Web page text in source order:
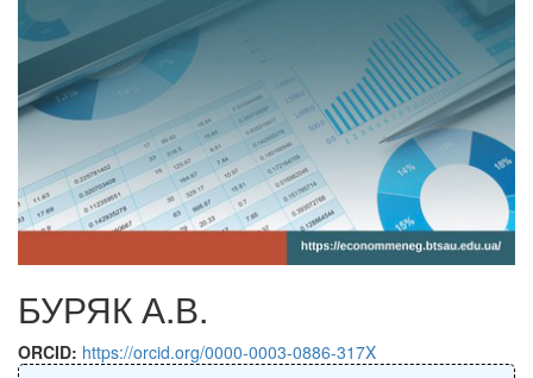
БУРЯК А.В.
ORCID: https://orcid.org/0000-0003-0886-317X